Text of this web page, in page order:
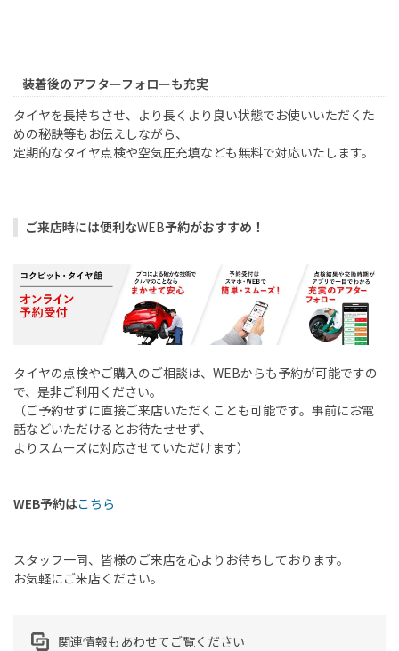
装着後のアフターフォローも充実
タイヤを長持ちさせ、より長くより良い状態でお使いいただくた
めの秘訣等もお伝えしながら、
定期的なタイヤ点検や空気圧充填なども無料で対応いたします。
ご来店時には便利なWEB予約がおすすめ！
タイヤの点検やご購入のご相談は、 WEBからも予約が可能ですの
で、是非ご利用ください。
（ご予約せずに直接ご来店いただくことも可能です。事前にお電
話などいただけるとお待たせせず、
よりスムーズに対応させていただけます）
WEB予約はこちら
スタッフ一同、皆様のご来店を心よりお待ちしております。
お気軽にご来店ください。
関連情報もあわせてご覧ください